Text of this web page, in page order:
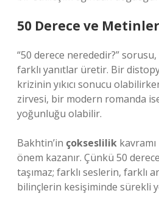
50 Derece ve
“50 derece nerededir?”
farklı yanıtlar üretir. Bir
krizinin yıkıcı sonucu
zirvesi, bir modern romanda
yoğunluğu olabilir.
Bakhtin’in çokseslilik
önem kazanır. Çünkü 50
taşımaz; farklı seslerin, farklı
bilinçlerin kesişiminde sürekli